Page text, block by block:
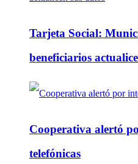
Tarjeta Social:
beneficiarios
Cooperativa alertó
telefónicas